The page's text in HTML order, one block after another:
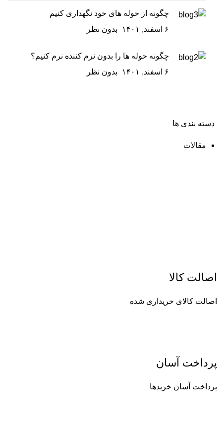
چگونه از حوله های خود نگهداری کنیم
۶ اسفند, ۱۴۰۱
بدون نظر
چگونه حوله ها را بدون نرم کننده نرم کنیم؟
۶ اسفند, ۱۴۰۱
بدون نظر
دسته بندی ها
مقالات
اصالت کالا
اصالت کالای خریداری شده
پرداخت آسان
پرداخت آسان خریدها